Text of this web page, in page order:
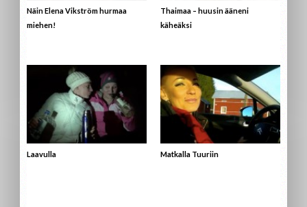
Näin Elena Vikström hurmaa
miehen!
Thaimaa – huusin ääneni
käheäksi
Laavulla Matkalla Tuuriin